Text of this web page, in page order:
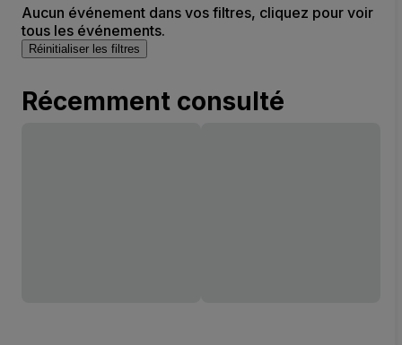
Aucun événement dans vos filtres, cliquez pour voir
tous les événements.
Réinitialiser les filtres
Récemment consulté